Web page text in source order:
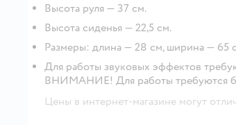
Высота руля — 37 см.
Высота сиденья — 22,5 см.
Размеры: длина — 28 см, ширина — 65
Для работы звуковых эффектов
ВНИМАНИЕ! Для работы требуются
Цены в интернет-магазине могут